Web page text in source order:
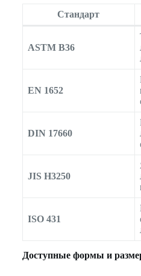
Стандарт
ASTM B36
EN 1652
DIN 17660
JIS H3250
ISO 431
Доступные формы и